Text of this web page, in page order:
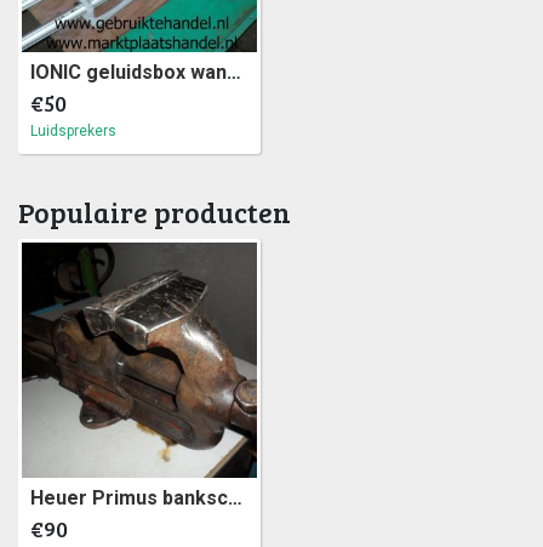
IONIC geluidsbox wandsteunen alle richtingen verstelbaar (2a)13
€50
Luidsprekers
Populaire producten
Heuer Primus bankschroef, 150mm bek (a26)8
€90